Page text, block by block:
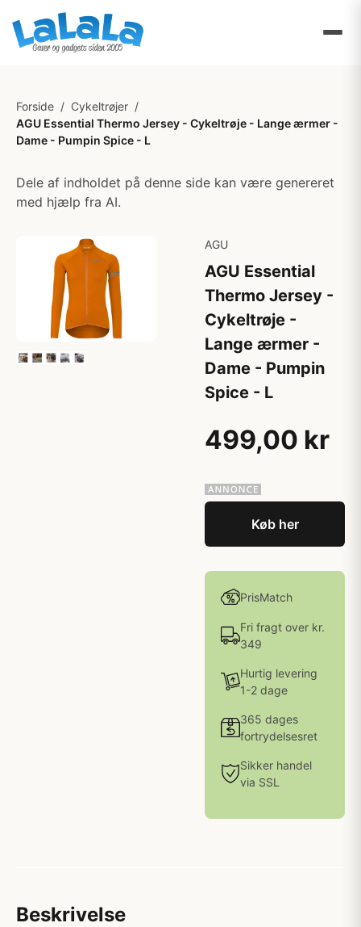
Forside / Cykeltrøjer /
AGU Essential Thermo Jersey - Cykeltrøje - Lange ærmer -
Dame - Pumpin Spice - L
Dele af indholdet på denne side kan være genereret
med hjælp fra AI.
AGU
AGU Essential
Thermo Jersey -
Cykeltrøje -
Lange ærmer -
Dame - Pumpin
Spice - L
499,00 kr
Køb her
PrisMatch
Fri fragt over kr.
349
Hurtig levering
1-2 dage
365 dages
fortrydelsesret
Sikker handel
via SSL
Beskrivelse